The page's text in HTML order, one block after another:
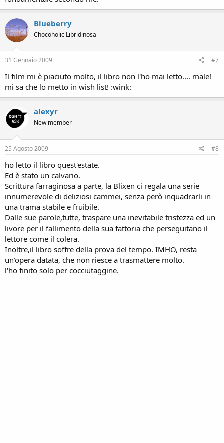
Blueberry
Chocoholic Libridinosa
31 Gennaio 2009 #7
Il film mi è piaciuto molto, il libro non l'ho mai letto.... male!
mi sa che lo metto in wish list! :wink:
alexyr
New member
25 Agosto 2009 #8
ho letto il libro quest'estate.
Ed è stato un calvario.
Scrittura farraginosa a parte, la Blixen ci regala una serie
innumerevole di deliziosi cammei, senza però inquadrarli in
una trama stabile e fruibile.
Dalle sue parole,tutte, traspare una inevitabile tristezza ed un
livore per il fallimento della sua fattoria che perseguitano il
lettore come il colera.
Inoltre,il libro soffre della prova del tempo. IMHO, resta
un'opera datata, che non riesce a trasmattere molto.
l'ho finito solo per cocciutaggine.